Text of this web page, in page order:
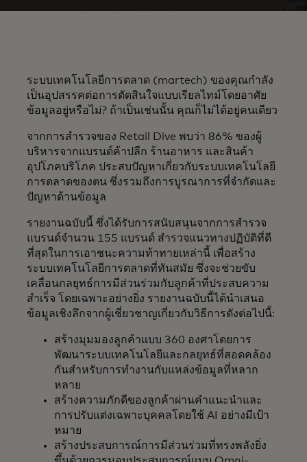
ระบบเทคโนโลยีการตลาด (martech) ของคุณกำลัง
เป็นอุปสรรคต่อการตัดสินใจแบบเรียลไทม์โดยอาศัย
ข้อมูลอยู่หรือไม่? ถ้าเป็นเช่นนั้น คุณก็ไม่ได้อยู่คนเดียว
จากการสำรวจของ Retail Dive พบว่า 86% ของผู้
บริหารจากแบรนด์ค้าปลีก ร้านอาหาร และสินค้า
อุปโภคบริโภค ประสบปัญหาเกี่ยวกับระบบเทคโนโลยี
การตลาดของตน ซึ่งรวมถึงการบูรณาการที่จำกัดและ
ปัญหาด้านข้อมูล
รายงานฉบับนี้ ซึ่งได้รับการสนับสนุนจากการสำรวจ
แบรนด์จำนวน 155 แบรนด์ สำรวจแนวทางปฏิบัติที่ดี
ที่สุดในการเอาชนะความท้าทายเหล่านี้ เพื่อสร้าง
ระบบเทคโนโลยีการตลาดที่ทันสมัย ซึ่งจะช่วยขับ
เคลื่อนกลยุทธ์การมีส่วนร่วมกับลูกค้าที่ประสบความ
สำเร็จ โดยเฉพาะอย่างยิ่ง รายงานฉบับนี้ได้นำเสนอ
ข้อมูลเชิงลึกจากผู้เชี่ยวชาญเกี่ยวกับวิธีการดังต่อไปนี้:
สร้างมุมมองลูกค้าแบบ 360 องศาโดยการ
พัฒนาระบบเทคโนโลยีและกลยุทธ์ที่สอดคล้อง
กันสำหรับการทำงานกับแหล่งข้อมูลที่หลาก
หลาย
สร้างความภักดีของลูกค้าผ่านคำแนะนำและ
การปรับแต่งเฉพาะบุคคลโดยใช้ AI อย่างมีเป้า
หมาย
สร้างประสบการณ์การมีส่วนร่วมที่ทรงพลังยิ่ง